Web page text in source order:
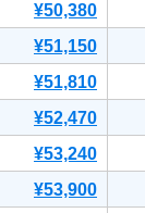
¥50,380
¥51,150
¥51,810
¥52,470
¥53,240
¥53,900